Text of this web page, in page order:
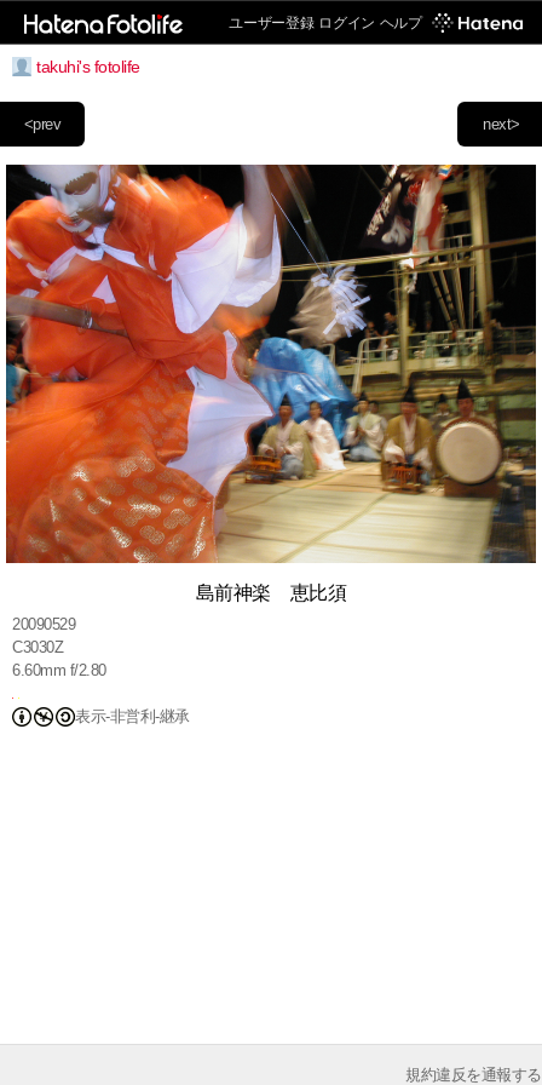
ユーザー登録 ログイン ヘルプ
takuhi's fotolife
next>
<prev
島前神楽 恵比須
20090529
C3030Z
6.60mm f/2.80
表示-非営利-継承
規約違反を通報する